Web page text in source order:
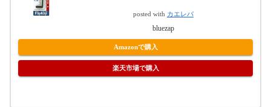
posted with カエレバ
bluezap
Amazonで購入
楽天市場で購入